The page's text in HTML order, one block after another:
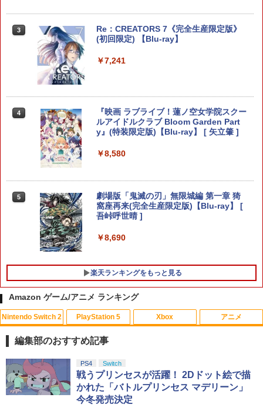
itch 2] / ゲーム
￥8,970
ワ-ルド]
￥8,970
【中古】[PS5] スーパーロボット大戦Y
バンダイナムコエンターテインメント(2
4
Silver Lining 【PS5】Outbound（アウ
トバウンド） [ELJM-30913 PS5 アウト
バウンド]
￥4,230
5
オリ特付【即納可能】【新品】【PS5】
RUSHING BEAT X: Return Of Brawl Br
others 数量限定版★マッハオリジナル特
ビート
￥770
収納ラック スマート 2個組 】 smart 210
7 2108家電収納 棚 PS5 PS4 プロコン リ
モコン ジョイコン リングコン 調節 シン
プル おしゃれ 白 黒
￥1,705
5 【中古】進め!キノピオ隊長 - Switch
￥1,981
3
Re：CREATORS 7《完全生産限定版》
(初回限定) 【Blu-ray】
￥7,241
4
『映画 ラブライブ！蓮ノ空女学院スクー
ルアイドルクラブ Bloom Garden Part
y』(特装限定版)【Blu-ray】 [ 矢立肇 ]
￥8,580
5
劇場版「鬼滅の刃」無限城編 第一章 猗
窩座再来(完全生産限定版)【Blu-ray】 [
吾峠呼世晴 ]
￥8,690
楽天ランキングをもっと見る
Amazon ゲーム/アニメ ランキング
Nintendo Switch 2
1
スプラトゥーン レイダース|オンライン
コード版
￥5,832
PlayStation 5
1
PlayStation 5 デジタル・エディション
日本語専用 Console Language: Japan
ese only (CFI-2200B01)
￥55,000
Xbox
1
Xbox プリペイドカード 10,000円 デジ
タルコード 【旧 Xbox ギフトカード】
[オンラインコード]
￥10,000
アニメ
1
劇場版「鬼滅の刃」無限城編 第一章 猗
窩座再来 通常版 [Blu-ray]
￥3,964
編集部のおすすめ記事
PS4 Switch
戦うプリンセスが活躍！ 2Dドット絵で描
かれた「バトルプリンセス マデリーン」
今冬発売決定